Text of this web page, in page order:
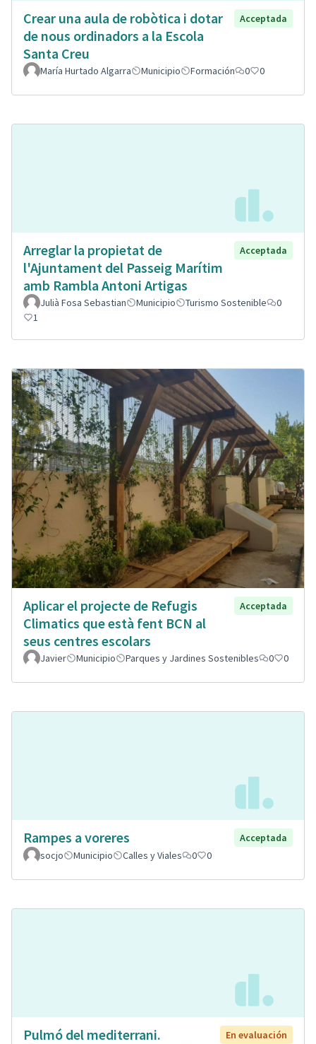
Crear una aula de robòtica i dotar
de nous ordinadors a la Escola
Santa Creu
Acceptada
María Hurtado Algarra Municipio Formación 0 0
Arreglar la propietat de
l'Ajuntament del Passeig Marítim
amb Rambla Antoni Artigas
Acceptada
Julià Fosa Sebastian Municipio Turismo Sostenible
0
1
Aplicar el projecte de Refugis
Climatics que està fent BCN al
seus centres escolars
Acceptada
Javier Municipio Parques y Jardines Sostenibles 0 0
Rampes a voreres
Acceptada
socjo
Municipio Calles y Viales 0 0
Pulmó del mediterrani.
En evaluación